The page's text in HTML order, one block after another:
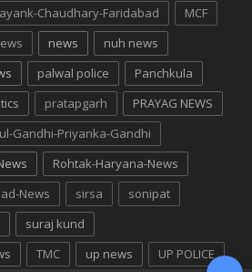
Chaudhary-Faridabad
MCF
news
nuh news
palwal police
Panchkula
pratapgarh
PRAYAG NEWS
Gandhi-Priyanka-Gandhi
Rohtak-Haryana-News
News
sirsa
sonipat
suraj kund
TMC up news UP POLICE